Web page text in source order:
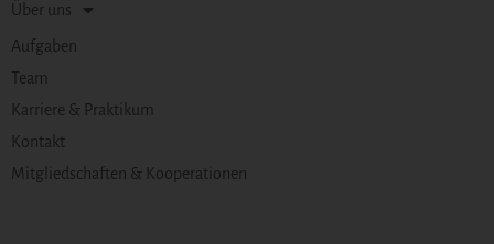
Über uns
Aufgaben
Team
Karriere & Praktikum
Kontakt
Mitgliedschaften & Kooperationen